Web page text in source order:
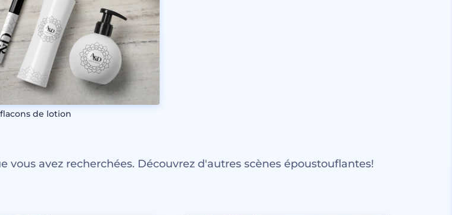
flacons de lotion
avez recherchées. Découvrez d'autres scènes époustouflantes!